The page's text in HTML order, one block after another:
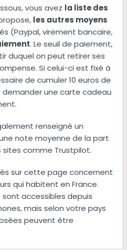
vous avez la liste des
les autres moyens
(Paypal, virement bancaire,
. Le seuil de paiement,
duquel on peut retirer ses
Si celui-ci est fixé à
de cumuler 10 euros de
une carte cadeau
renseigné un
note moyenne de la part
sites comme Trustpilot.
sur cette page concernent
qui habitent en France.
accessibles depuis
mais selon votre pays
peuvent être